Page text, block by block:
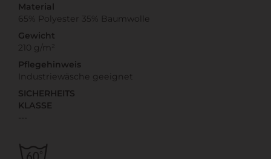
Material
65% Polyester 35% Baumwolle
Gewicht
210 g/m²
Pflegehinweis
Industriewäsche geeignet
SICHERHEITS
KLASSE